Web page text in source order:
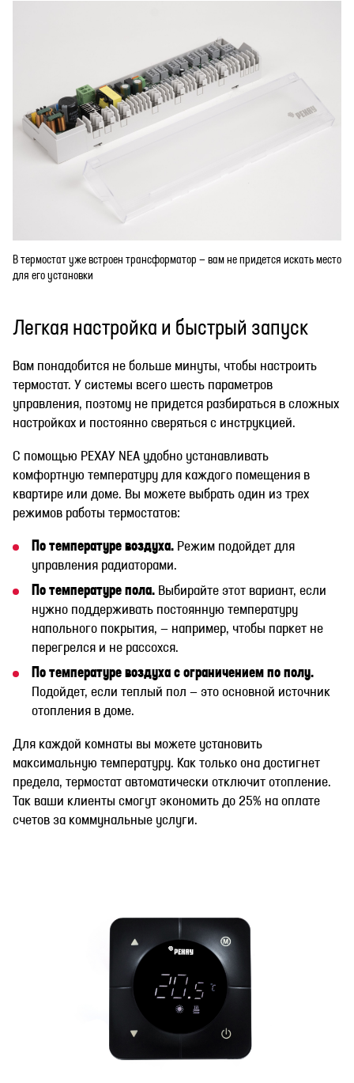
В термостат уже встроен трансформатор — вам не придется искать место
для его установки
Легкая настройка и быстрый запуск
Вам понадобится не больше минуты, чтобы настроить
термостат. У системы всего шесть параметров
управления, поэтому не придется разбираться в сложных
настройках и постоянно сверяться с инструкцией.
С помощью РЕХАУ NEA удобно устанавливать
комфортную температуру для каждого помещения в
квартире или доме. Вы можете выбрать один из трех
режимов работы термостатов:
По температуре воздуха. Режим подойдет для
управления радиаторами.
По температуре пола. Выбирайте этот вариант, если
нужно поддерживать постоянную температуру
напольного покрытия, — например, чтобы паркет не
перегрелся и не рассохся.
По температуре воздуха с ограничением по полу.
Подойдет, если теплый пол — это основной источник
отопления в доме.
Для каждой комнаты вы можете установить
максимальную температуру. Как только она достигнет
предела, термостат автоматически отключит отопление.
Так ваши клиенты смогут экономить до 25% на оплате
счетов за коммунальные услуги.